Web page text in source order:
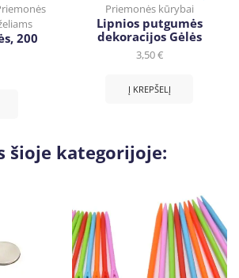
200
Priemonės kūrybai
Lipnios putgumės
dekoracijos Gėlės
3,50€
Į KREPŠELĮ
šioje kategorijoje: